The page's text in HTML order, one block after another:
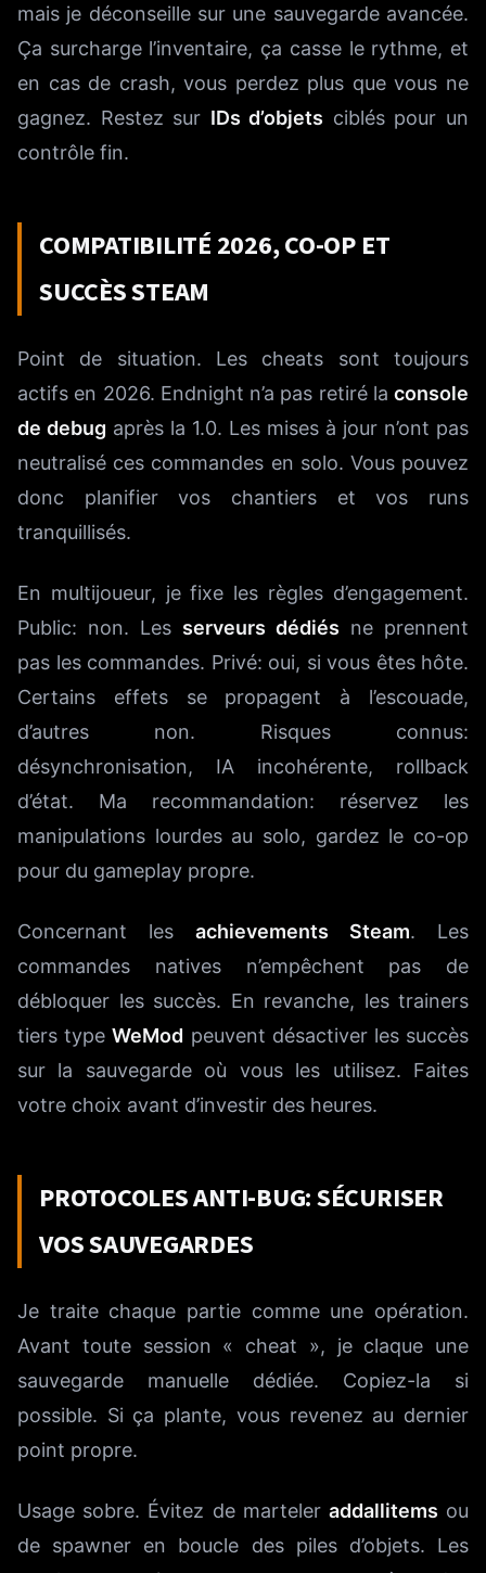
mais je déconseille sur une sauvegarde avancée.
Ça surcharge l’inventaire, ça casse le rythme, et
en cas de crash, vous perdez plus que vous ne
gagnez. Restez sur IDs d’objets ciblés pour un
contrôle fin.
COMPATIBILITÉ 2026, CO-OP ET
SUCCÈS STEAM
Point de situation. Les cheats sont toujours
actifs en 2026. Endnight n’a pas retiré la console
de debug après la 1.0. Les mises à jour n’ont pas
neutralisé ces commandes en solo. Vous pouvez
donc planifier vos chantiers et vos runs
tranquillisés.
En multijoueur, je fixe les règles d’engagement.
Public: non. Les serveurs dédiés ne prennent
pas les commandes. Privé: oui, si vous êtes hôte.
Certains effets se propagent à l’escouade,
d’autres non. Risques connus:
désynchronisation, IA incohérente, rollback
d’état. Ma recommandation: réservez les
manipulations lourdes au solo, gardez le co-op
pour du gameplay propre.
Concernant les achievements Steam. Les
commandes natives n’empêchent pas de
débloquer les succès. En revanche, les trainers
tiers typeWeMod peuvent désactiver les succès
sur la sauvegarde où vous les utilisez. Faites
votre choix avant d’investir des heures.
PROTOCOLES ANTI-BUG: SÉCURISER
VOS SAUVEGARDES
Je traite chaque partie comme une opération.
Avant toute session « cheat », je claque une
sauvegarde manuelle dédiée. Copiez-la si
possible. Si ça plante, vous revenez au dernier
point propre.
Usage sobre. Évitez de marteler addallitems ou
de spawner en boucle des piles d’objets. Les